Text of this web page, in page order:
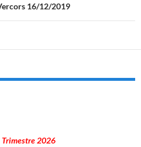
16/12/2019
Trimestre 2026